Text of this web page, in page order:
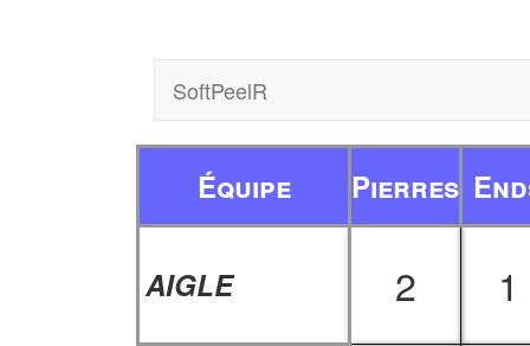
SoftPeelR
Équipe Pierres
AIGLE 2 1